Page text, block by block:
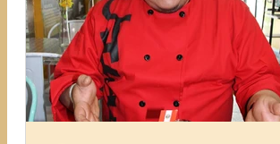
TALENTOS COCINA CON